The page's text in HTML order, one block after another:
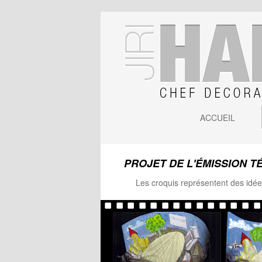
ACCUEIL
PROJET DE L'ÉMISSION
Les croquis représentent des